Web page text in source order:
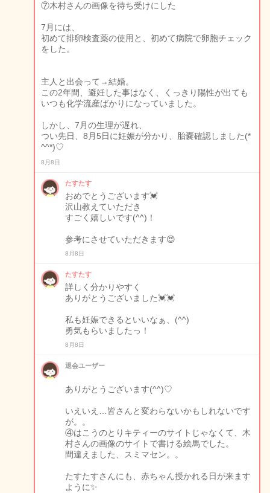
⑦木村さんの画像を待ち受けにした
7月には、
初めて排卵検査薬の使用と、初めて病院で卵胞チェック
をした。
主人と出会って→結婚。
この2年間、避妊した事はなく、くっきり陽性が出ても
いつも化学流産ばかりになっていました。
しかし、7月の生理が遅れ、
つい先日、8月5日に妊娠が分かり、胎嚢確認しました(*
^^*)♡
8月8日
たすたす
おめでとうございます💓
沢山教えていただき
すごく嬉しいです(^^)！
参考にさせていただきます😍
8月8日
たすたす
詳しく分かりやすく
ありがとうございました💓💓
私も妊娠できるといいなぁ、(^^)
勇気もらいましたっ！
8月8日
退会ユーザー
ありがとうございます(^^)♡
いえいえ…皆さんと変わらないかもしれないです
が。。
④はこうのとりキティーのサイトじゃなくて、木
村さんの画像のサイトで書ける絵馬でした。
間違えました、スミマセン。。
たすたすさんにも、赤ちゃん授かれる日が来ます
ように✨